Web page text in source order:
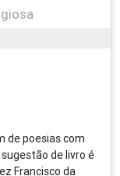
de poesias com
de livro é
Francisco da